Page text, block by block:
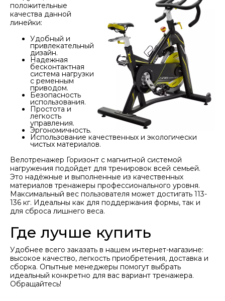
положительные
качества данной
линейки:
Удобный и
привлекательный
дизайн.
Надежная
бесконтактная
система нагрузки
с ременным
приводом.
Безопасность
использования.
Простота и
легкость
управления.
Эргономичность.
Использование качественных и экологически
чистых материалов.
Велотренажер Горизонт с магнитной системой
нагружения подойдет для тренировок всей семьей.
Это надёжные и выполненные из качественных
материалов тренажеры профессионального уровня.
Максимальный вес пользователя может достигать 113-
136 кг. Идеальны как для поддержания формы, так и
для сброса лишнего веса.
Где лучше купить
Удобнее всего заказать в нашем интернет-магазине:
высокое качество, легкость приобретения, доставка и
сборка. Опытные менеджеры помогут выбрать
идеальный конкретно для вас вариант тренажера.
Обращайтесь!